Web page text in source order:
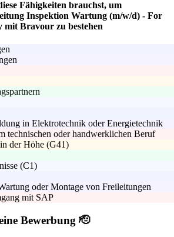
Fähigkeiten brauchst, um
Inspektion Wartung (m/w/d) - For
mit Bravour zu bestehen
in Elektrotechnik oder Energietechnik
technischen oder handwerklichen Beruf
der Höhe (G41)
(C1)
oder Montage von Freileitungen
mit SAP
Bewerbung 🫡